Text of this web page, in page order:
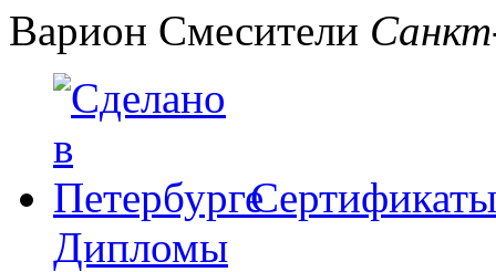
Варион Смесители
Сертификаты
Дипломы